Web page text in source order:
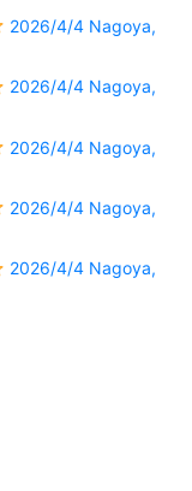
2026/4/4 Nagoya,
2026/4/4 Nagoya,
2026/4/4 Nagoya,
2026/4/4 Nagoya,
2026/4/4 Nagoya,